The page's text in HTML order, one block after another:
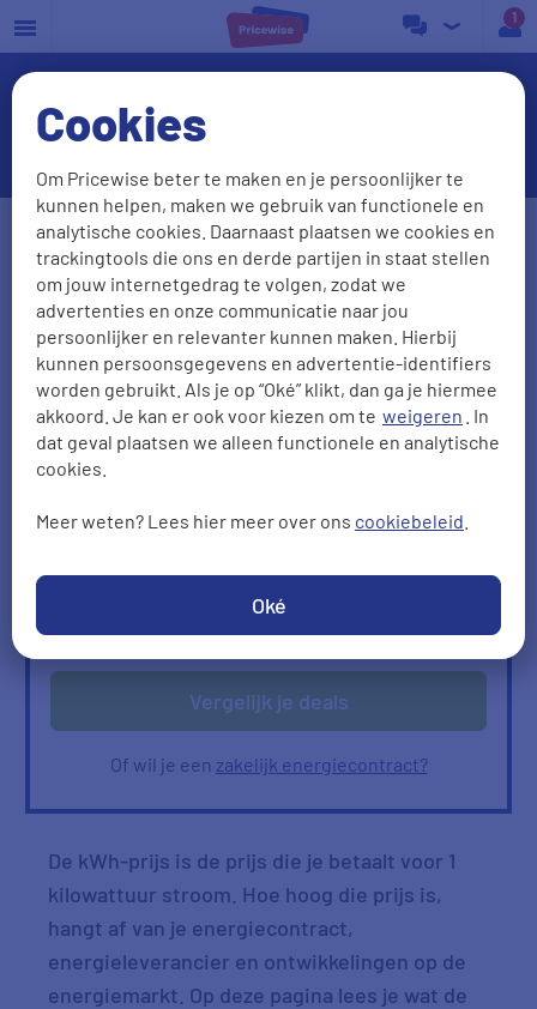
Cookies
Om Pricewise beter te maken en je persoonlijker te
kunnen helpen, maken we gebruik van functionele en
analytische cookies. Daarnaast plaatsen we cookies en
trackingtools die ons en derde partijen in staat stellen
om jouw internetgedrag te volgen, zodat we
advertenties en onze communicatie naar jou
persoonlijker en relevanter kunnen maken. Hierbij
kunnen persoonsgegevens en advertentie-identifiers
worden gebruikt. Als je op “Oké” klikt, dan ga je hiermee
akkoord. Je kan er ook voor kiezen om te weigeren . In
dat geval plaatsen we alleen functionele en analytische
cookies.
Meer weten? Lees hier meer over ons cookiebeleid
Oké
a
KWh-prijs
Postcode Huisnr. + Toev.
Huidige leverancier
Aantal personen
1
2000kWh/jr 950m3/jr
Zonnepanelen
Vergelijk je deals
Of wil je een zakelijk energiecontract?
ophalen
De kWh-prijs is de prijs die je betaalt voor 1
kilowattuur stroom. Hoe hoog die prijs is,
hangt af van je energiecontract,
energieleverancier en ontwikkelingen op de
energiemarkt. Op deze pagina lees je wat de